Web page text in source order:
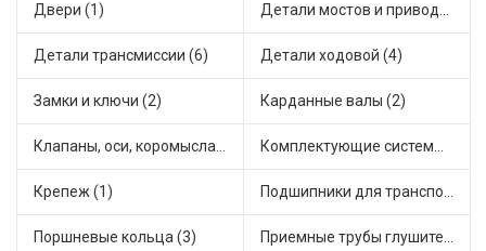
Двери (1) Детали мостов и привода трансмиссии (4)
Детали трансмиссии (6) Детали ходовой (4)
Замки и ключи (2) Карданные валы (2)
Клапаны, оси, коромысла (2) Комплектующие системы выпуска отработавших газов (1)
Крепеж (1) Подшипники для транспорта (2)
Поршневые кольца (3) Приемные трубы глушителя (1)